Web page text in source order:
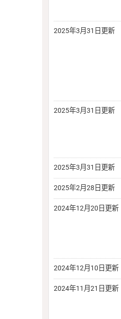
2025年3月31日更新
2025年3月31日更新
2025年3月31日更新
2025年2月28日更新
2024年12月20日更新
2024年12月10日更新
2024年11月21日更新